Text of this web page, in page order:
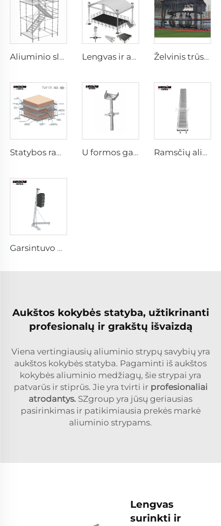
Aliuminio sluoksnio pastatai Lengvas ir atsparus korozijai aliuminis konstrukcijos dekoravimas renginiams, vestuvių apšvietimo konstrukcijos rodyklė, karštas pardavimas Želvinis trūsas
Statybos ramsčių sistemos projekto atvejo dizainas U formos galvutės sraigtinės atramos Ramsčių aliuminio lentos
Garsintuvo konstrukcija
Aukštos kokybės statyba, užtikrinanti
profesionalų ir grakštų išvaizdą
Viena vertingiausių aliuminio strypų savybių yra
aukštos kokybės statyba. Pagaminti iš aukštos
kokybės aliuminio medžiagų, šie strypai yra
patvarūs ir stiprūs. Jie yra tvirti ir profesionaliai
atrodantys. SZgroup yra jūsų geriausias
pasirinkimas ir patikimiausia prekės markė
aliuminio strypams.
Lengvas
surinkti ir